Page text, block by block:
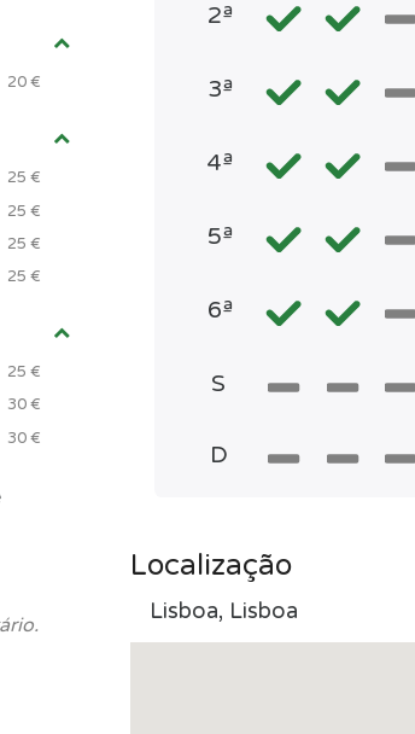
20 €
25 €
25 €
25 €
25 €
25 €
30 €
30 €
2ª
3ª
4ª
5ª
6ª
S
D
Localização
Lisboa, Lisboa